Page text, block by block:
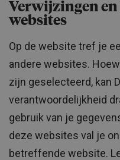
Verwijzingen
websites
Op de website tref je
andere websites.
zijn geselecteerd, kan
verantwoordelijkheid
gebruik van je
deze websites val je
betreffende website.